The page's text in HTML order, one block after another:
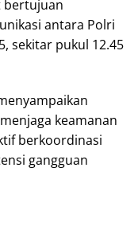
bertujuan
antara Polri
sekitar pukul 12.45
keamanan
berkoordinasi
gangguan